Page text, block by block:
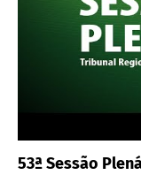
53ª Sessão